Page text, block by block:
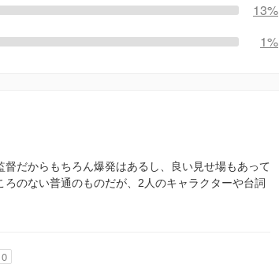
13%
1%
だからもちろん爆発はあるし、良い見せ場もあって
のない普通のものだが、2人のキャラクターや台詞
0